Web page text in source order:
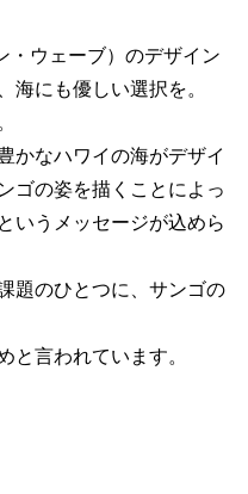
ウェーブ）のデザイン
にも優しい選択を。
かなハワイの海がデザイ
ゴの姿を描くことによっ
いうメッセージが込めら
題のひとつに、サンゴの
と言われています。